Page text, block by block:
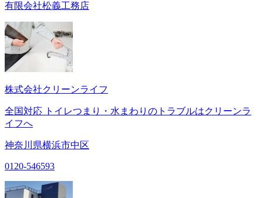
有限会社松義工務店
株式会社クリーンライフ
全国対応 トイレつまり・水まわりのトラブルはクリーンラ
イフへ
神奈川県横浜市中区
0120-546593